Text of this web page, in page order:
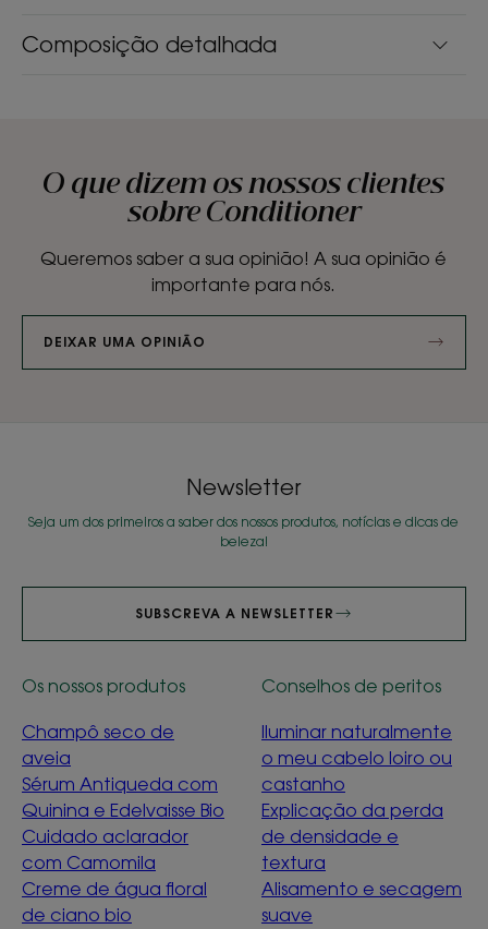
Composição detalhada
O que dizem os nossos clientes
sobre Conditioner
Queremos saber a sua opinião! A sua opinião é
importante para nós.
DEIXAR UMA OPINIÃO
Newsletter
Seja um dos primeiros a saber dos nossos produtos, notícias e dicas de
beleza!
SUBSCREVA A NEWSLETTER
Os nossos produtos
Champô seco de
aveia
Sérum Antiqueda com
Quinina e Edelvaisse Bio
Cuidado aclarador
com Camomila
Creme de água floral
de ciano bio
Conselhos de peritos
Iluminar naturalmente
o meu cabelo loiro ou
castanho
Explicação da perda
de densidade e
textura
Alisamento e secagem
suave